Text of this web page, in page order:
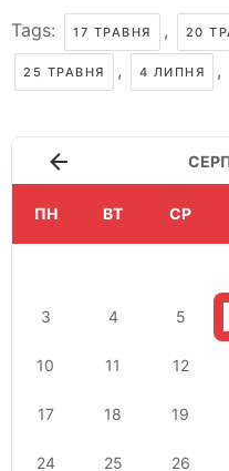
Tags: 17 ТРАВНЯ , 20
25 ТРАВНЯ , 4 ЛИПНЯ ,
ПН ВТ СР
3 4 5
10 11 12
17 18 19
24 25 26